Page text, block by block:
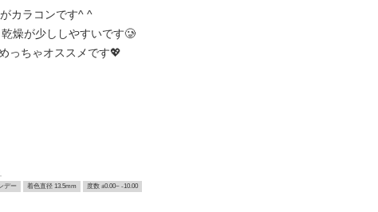
カラコンです^ ^
燥が少ししやすいです🥲
っちゃオススメです💖
デー 着色直径 13.5mm 度数 ±0.00~ -10.00